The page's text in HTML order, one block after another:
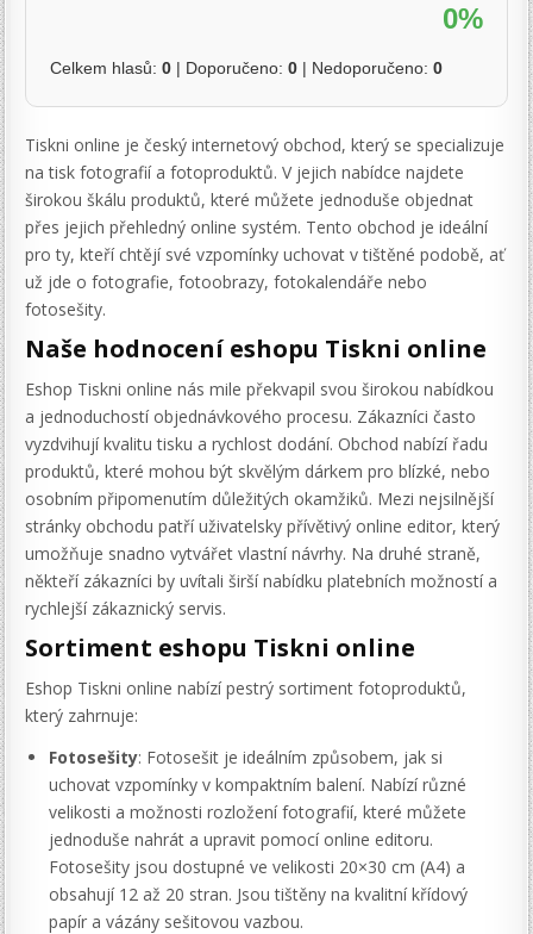
0%
Celkem hlasů:0 | Doporučeno:0 | Nedoporučeno:0
Tiskni online je český internetový obchod, který se specializuje
na tisk fotografií a fotoproduktů. V jejich nabídce najdete
širokou škálu produktů, které můžete jednoduše objednat
přes jejich přehledný online systém. Tento obchod je ideální
pro ty, kteří chtějí své vzpomínky uchovat v tištěné podobě, ať
už jde o fotografie, fotoobrazy, fotokalendáře nebo
fotosešity.
Naše hodnocení eshopu Tiskni online
Eshop Tiskni online nás mile překvapil svou širokou nabídkou
a jednoduchostí objednávkového procesu. Zákazníci často
vyzdvihují kvalitu tisku a rychlost dodání. Obchod nabízí řadu
produktů, které mohou být skvělým dárkem pro blízké, nebo
osobním připomenutím důležitých okamžiků. Mezi nejsilnější
stránky obchodu patří uživatelsky přívětivý online editor, který
umožňuje snadno vytvářet vlastní návrhy. Na druhé straně,
někteří zákazníci by uvítali širší nabídku platebních možností a
rychlejší zákaznický servis.
Sortiment eshopu Tiskni online
Eshop Tiskni online nabízí pestrý sortiment fotoproduktů,
který zahrnuje:
Fotosešity: Fotosešit je ideálním způsobem, jak si
uchovat vzpomínky v kompaktním balení. Nabízí různé
velikosti a možnosti rozložení fotografií, které můžete
jednoduše nahrát a upravit pomocí online editoru.
Fotosešity jsou dostupné ve velikosti 20×30 cm (A4) a
obsahují 12 až 20 stran. Jsou tištěny na kvalitní křídový
papír a vázány sešitovou vazbou.